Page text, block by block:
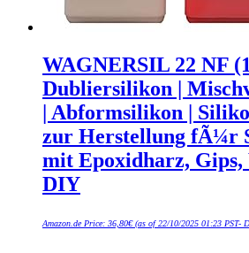
WAGNERSIL 22 NF
Dubliersilikon |
| Abformsilikon |
zur Herstellung fÃ¼r
mit Epoxidharz, Gips,
DIY
Amazon.de Price: 36,80€(as of 22/10/2025 01:23 PST-